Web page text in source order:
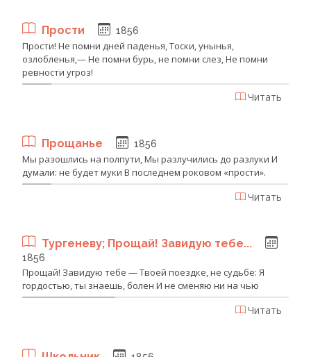
Прости 1856
Прости! Не помни дней паденья, Тоски, унынья,
озлобленья,— Не помни бурь, не помни слез, Не помни
ревности угроз!
Читать
Прощанье 1856
Мы разошлись на полпути, Мы разлучились до разлуки И
думали: не будет муки В последнем роковом «прости».
Читать
Тургеневу; Прощай! Завидую тебе...
1856
Прощай! Завидую тебе — Твоей поездке, не судьбе: Я
гордостью, ты знаешь, болен И не сменяю ни на чью
Читать